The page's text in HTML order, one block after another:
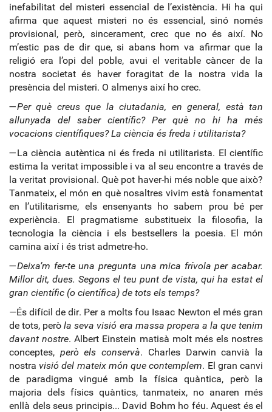
inefabilitat del misteri essencial de l’existència. Hi ha qui
afirma que aquest misteri no és essencial, sinó només
provisional, però, sincerament, crec que no és així. No
m’estic pas de dir que, si abans hom va afirmar que la
religió era l’opi del poble, avui el veritable càncer de la
nostra societat és haver foragitat de la nostra vida la
presència del misteri. O almenys així ho crec.
—Per què creus que la ciutadania, en general, està tan
allunyada del saber científic? Per què no hi ha més
vocacions científiques? La ciència és freda i utilitarista?
—La ciència autèntica ni és freda ni utilitarista. El científic
estima la veritat impossible i va al seu encontre a través de
la veritat provisional. Què pot haver-hi més noble que això?
Tanmateix, el món en què nosaltres vivim està fonamentat
en l’utilitarisme, els ensenyants ho sabem prou bé per
experiència. El pragmatisme substitueix la filosofia, la
tecnologia la ciència i els bestsellers la poesia. El món
camina així i és trist admetre-ho.
—Deixa’m fer-te una pregunta una mica frívola per acabar.
Millor dit, dues. Segons el teu punt de vista, qui ha estat el
gran científic (o científica) de tots els temps?
—És difícil de dir. Per a molts fou Isaac Newton el més gran
de tots, peròla seva visió era massa propera a la que tenim
davant nostre. Albert Einstein matisà molt més els nostres
conceptes, però els conservà. Charles Darwin canvià la
nostra visió del mateix món que contemplem. El gran canvi
de paradigma vingué amb la física quàntica, però la
majoria dels físics quàntics, tanmateix, no anaren més
enllà dels seus principis... David Bohm ho féu. Aquest és el